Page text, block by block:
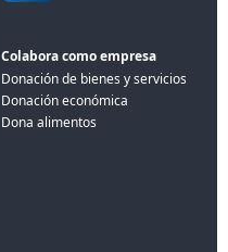
Colabora como empresa
Donación de bienes y servicios
Donación económica
Dona alimentos